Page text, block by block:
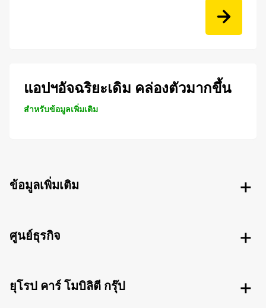
แอปฯอัจฉริยะเดิม คล่องตัวมากขึ้น
สำหรับข้อมูลเพิ่มเติม
ข้อมูลเพิ่มเติม
ศูนย์ธุรกิจ
ยุโรป คาร์ โมบิลิตี กรุ๊ป